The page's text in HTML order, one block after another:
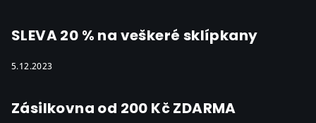
SLEVA 20 % na veškeré sklípkany
5.12.2023
Zásilkovna od 200 Kč ZDARMA